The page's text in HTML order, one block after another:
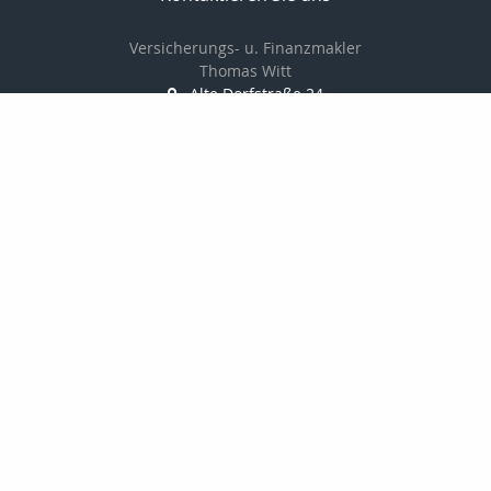
Versicherungs- u. Finanzmakler
Thomas Witt
Alte Dorfstraße 24